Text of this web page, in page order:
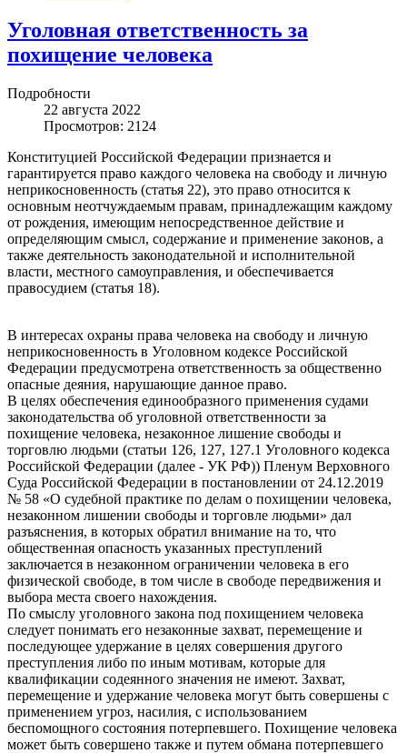
Уголовная ответственность за
похищение человека
Подробности
22 августа 2022
Просмотров: 2124
Конституцией Российской Федерации признается и
гарантируется право каждого человека на свободу и личную
неприкосновенность (статья 22), это право относится к
основным неотчуждаемым правам, принадлежащим каждому
от рождения, имеющим непосредственное действие и
определяющим смысл, содержание и применение законов, а
также деятельность законодательной и исполнительной
власти, местного самоуправления, и обеспечивается
правосудием (статья 18).
В интересах охраны права человека на свободу и личную
неприкосновенность в Уголовном кодексе Российской
Федерации предусмотрена ответственность за общественно
опасные деяния, нарушающие данное право.
В целях обеспечения единообразного применения судами
законодательства об уголовной ответственности за
похищение человека, незаконное лишение свободы и
торговлю людьми (статьи 126, 127, 127.1 Уголовного кодекса
Российской Федерации (далее - УК РФ)) Пленум Верховного
Суда Российской Федерации в постановлении от 24.12.2019
№ 58 «О судебной практике по делам о похищении человека,
незаконном лишении свободы и торговле людьми» дал
разъяснения, в которых обратил внимание на то, что
общественная опасность указанных преступлений
заключается в незаконном ограничении человека в его
физической свободе, в том числе в свободе передвижения и
выбора места своего нахождения.
По смыслу уголовного закона под похищением человека
следует понимать его незаконные захват, перемещение и
последующее удержание в целях совершения другого
преступления либо по иным мотивам, которые для
квалификации содеянного значения не имеют. Захват,
перемещение и удержание человека могут быть совершены с
применением угроз, насилия, с использованием
беспомощного состояния потерпевшего. Похищение человека
может быть совершено также и путем обмана потерпевшего